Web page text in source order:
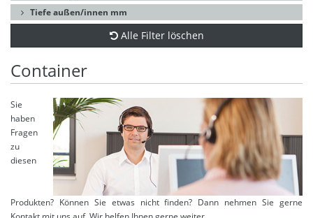
Tiefe außen/innen mm
Alle Filter löschen
Container
Sie
haben
Fragen
zu
diesen
Produkten? Können Sie etwas nicht finden? Dann nehmen Sie gerne